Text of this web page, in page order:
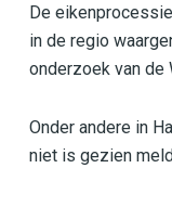
De
in de regio
onderzoek van de
Onder andere in
niet is gezien